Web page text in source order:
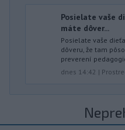
Posielate vaše
máte dôver...
Posielate vaše
dôveru, že tam
preverení
dnes 14:42 |